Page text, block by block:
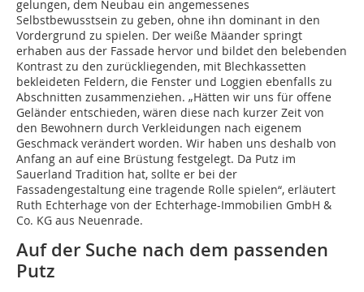
gelungen, dem Neubau ein angemessenes
Selbstbewusstsein zu geben, ohne ihn dominant in den
Vordergrund zu spielen. Der weiße Mäander springt
erhaben aus der Fassade hervor und bildet den belebenden
Kontrast zu den zurückliegenden, mit Blechkassetten
bekleideten Feldern, die Fenster und Loggien ebenfalls zu
Abschnitten zusammenziehen. „Hätten wir uns für offene
Geländer entschieden, wären diese nach kurzer Zeit von
den Bewohnern durch Verkleidungen nach eigenem
Geschmack verändert worden. Wir haben uns deshalb von
Anfang an auf eine Brüstung festgelegt. Da Putz im
Sauerland Tradition hat, sollte er bei der
Fassadengestaltung eine tragende Rolle spielen“, erläutert
Ruth Echterhage von der Echterhage-Immobilien GmbH &
Co. KG aus Neuenrade.
Auf der Suche nach dem passenden
Putz